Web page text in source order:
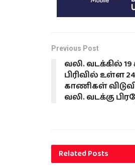
Previous Post
வலி. வடக்கில்
பிரிவில் உள்ள
காணிகள்
வலி. வடக்கு
RelatedPosts